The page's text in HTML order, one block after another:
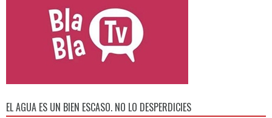
EL AGUA ES UN BIEN ESCASO. NO LO DESPERDICIES